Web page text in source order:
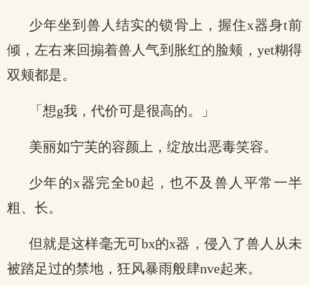
少年坐到兽人结实的锁骨上，握住x器身t前
倾，左右来回搧着兽人气到胀红的脸颊，yet糊得
双颊都是。
「想g我，代价可是很高的。」
美丽如宁芙的容颜上，绽放出恶毒笑容。
少年的x器完全b0起，也不及兽人平常一半
粗、长。
但就是这样毫无可bx的x器，侵入了兽人从未
被踏足过的禁地，狂风暴雨般肆nve起来。